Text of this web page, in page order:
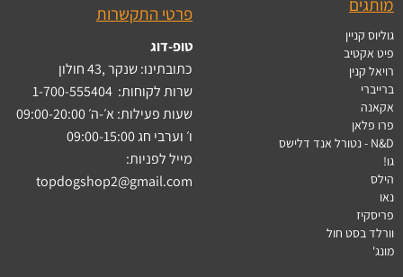
מותגים
גוליוס קניין
פיט אקטיב
רויאל קנין
ברייברי
אקאנה
פרו פלאן
N&D - נטורל אנד דלישס
גו!
הילס
נאו
פריסקיז
וורלד בסט חול
מונג'
פרטי התקשרות
טופ-דוג
כתובתינו: שנקר ,43 חולון
שרות לקוחות: 1-700-555404
שעות פעילות: א׳-ה׳ 09:00-20:00
ו׳ וערבי חג 09:00-15:00
מייל לפניות:
topdogshop2@gmail.com